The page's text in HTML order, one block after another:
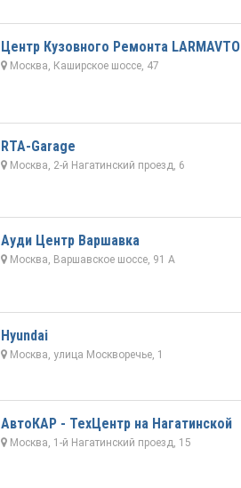
Центр Кузовного Ремонта LARMAVTO
Москва, Каширское шоссе, 47
RTA-Garage
Москва, 2-й Нагатинский проезд, 6
Ауди Центр Варшавка
Москва, Варшавское шоссе, 91 А
Hyundai
Москва, улица Москворечье, 1
АвтоКАР - ТехЦентр на Нагатинской
Москва, 1-й Нагатинский проезд, 15